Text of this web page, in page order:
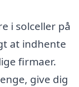
i solceller på
at indhente
firmaer.
give dig